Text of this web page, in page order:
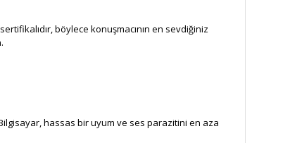
böylece konuşmacının en sevdiğiniz
hassas bir uyum ve ses parazitini en aza